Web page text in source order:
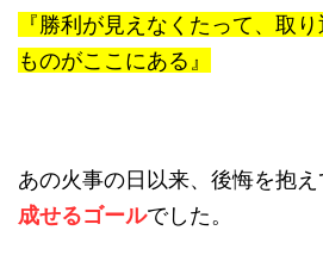
『勝利が見えなくたって、取
ものがここにある』
あの火事の日以来、後悔を抱え
成せるゴールでした。